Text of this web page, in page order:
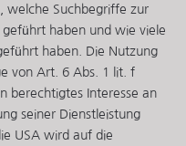
welche Suchbegriffe zur
haben und wie viele
haben. Die Nutzung
von Art. 6 Abs. 1 lit. f
berechtigtes Interesse an
seiner Dienstleistung
USA wird auf die